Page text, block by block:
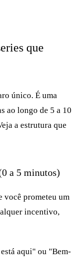
que
único. É uma
ao longo de 5 a 10
a estrutura que
a 5 minutos)
você prometeu um
incentivo,
aqui" ou "Bem-